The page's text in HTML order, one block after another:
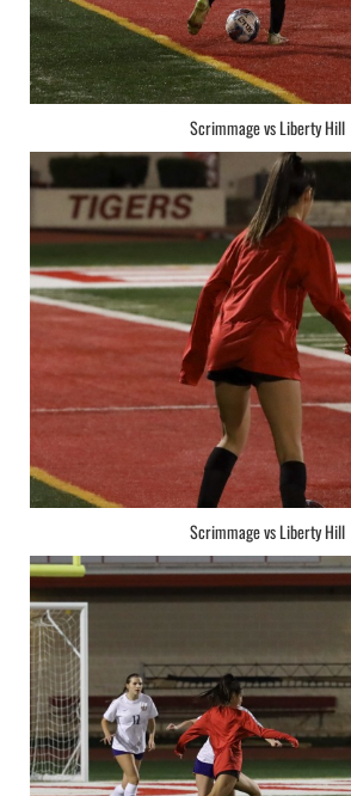
Scrimmage vs Liberty Hill
Scrimmage vs Liberty Hill